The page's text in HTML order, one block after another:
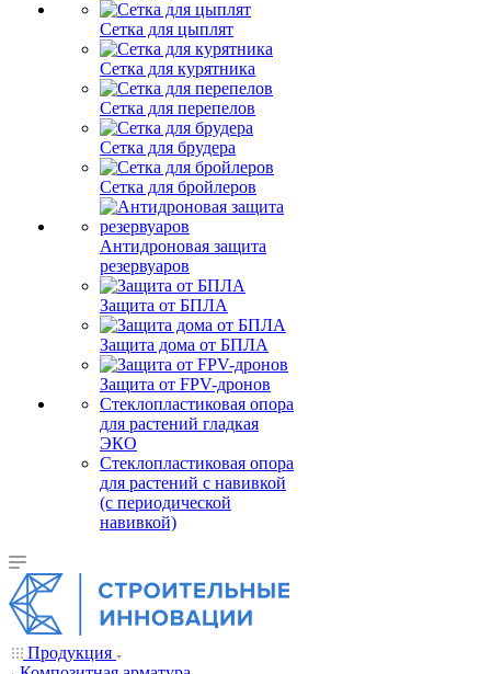
Сетка для цыплят
Сетка для курятника
Сетка для перепелов
Сетка для брудера
Сетка для бройлеров
Антидроновая защита
резервуаров
Защита от БПЛА
Защита дома от БПЛА
Защита от FPV-дронов
Стеклопластиковая опора
для растений гладкая
ЭКО
Стеклопластиковая опора
для растений с навивкой
(с периодической
навивкой)
Продукция